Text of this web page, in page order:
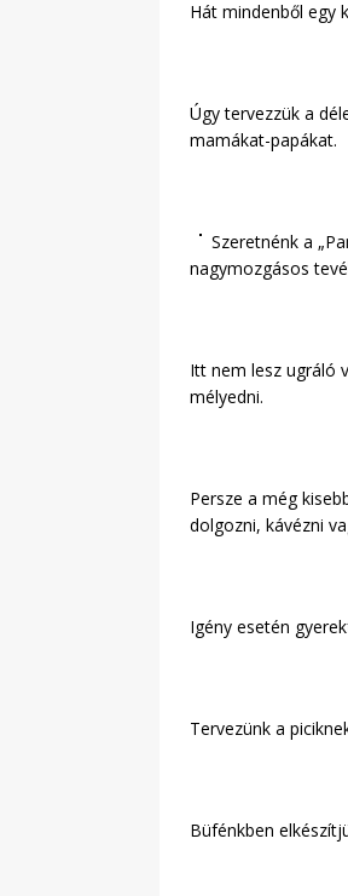
Hát mindenből egy
Úgy tervezzük a
mamákat-papákat.
Szeretnénk a
nagymozgásos
Itt nem lesz ugráló
mélyedni.
Persze a még
dolgozni, kávézni
Igény esetén
Tervezünk a
Büfénkben